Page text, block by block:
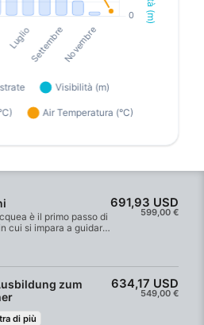
è il primo passo di
cui si impara a guidare
sicura in
tua carriera
subacquea o qualificati
691,93 USD
599,00 €
zum
di più
634,17 USD
549,00 €